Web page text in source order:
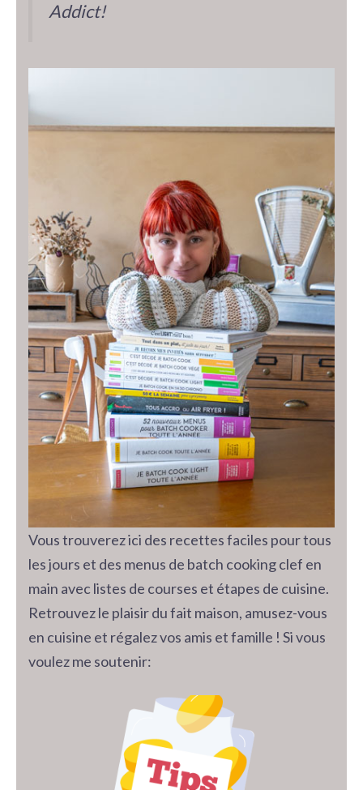
Addict!
Vous trouverez ici des recettes faciles pour tous
les jours et des menus de batch cooking clef en
main avec listes de courses et étapes de cuisine.
Retrouvez le plaisir du fait maison, amusez-vous
en cuisine et régalez vos amis et famille ! Si vous
voulez me soutenir: